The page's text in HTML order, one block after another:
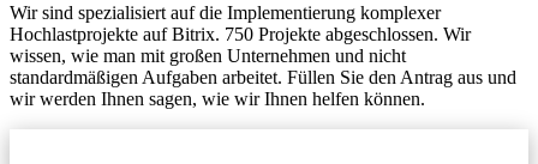
Wir sind spezialisiert auf die Implementierung komplexer
Hochlastprojekte auf Bitrix. 750 Projekte abgeschlossen. Wir
wissen, wie man mit großen Unternehmen und nicht
standardmäßigen Aufgaben arbeitet. Füllen Sie den Antrag aus und
wir werden Ihnen sagen, wie wir Ihnen helfen können.